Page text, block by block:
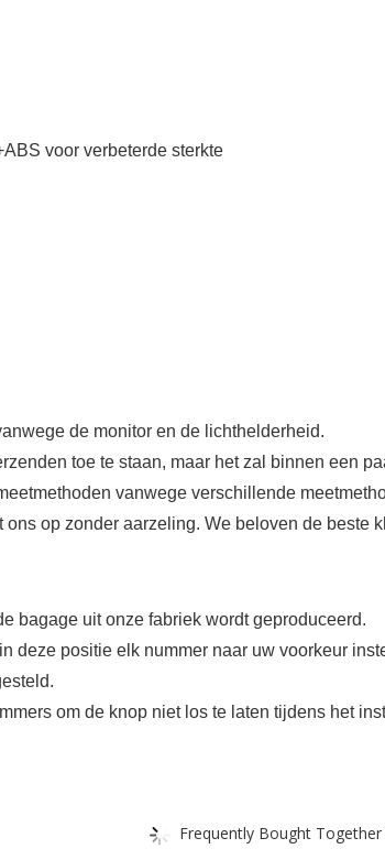
voor verbeterde sterkte
de monitor en de lichthelderheid.
toe te staan, maar het zal binnen een
vanwege verschillende
op zonder aarzeling. We beloven de beste
bagage uit onze fabriek wordt geproduceerd.
deze positie elk nummer naar uw voorkeur
om de knop niet los te laten tijdens het
Frequently Bought Together